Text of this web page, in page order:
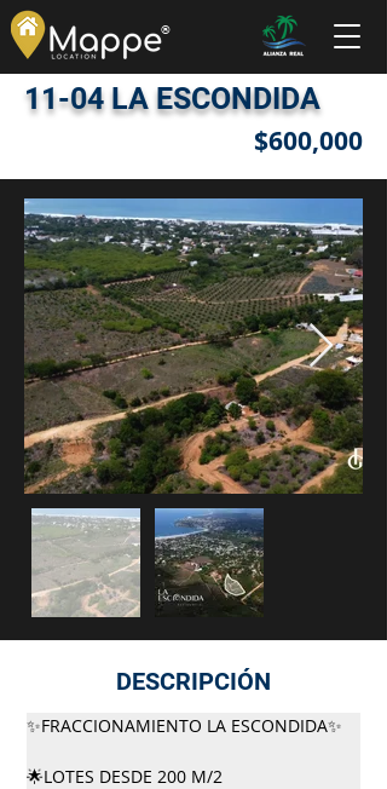
®
11-04 LA ESCONDIDA
$600,000
DESCRIPCIÓN
✨FRACCIONAMIENTO LA ESCONDIDA✨
🌟LOTES DESDE 200 M/2